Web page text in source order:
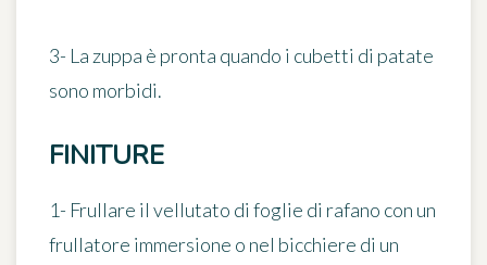
3- La zuppa è pronta quando i cubetti di patate
sono morbidi.
FINITURE
1- Frullare il vellutato di foglie di rafano con un
frullatore immersione o nel bicchiere di un